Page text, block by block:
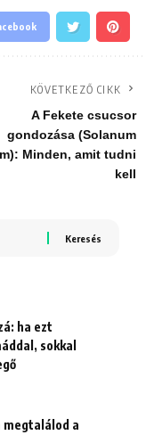
KÖVETKEZŐ CIKK
A Fekete csucsor
gondozása (Solanum
Minden, amit tudni
kell
ha ezt
sokkal
megtalálod a